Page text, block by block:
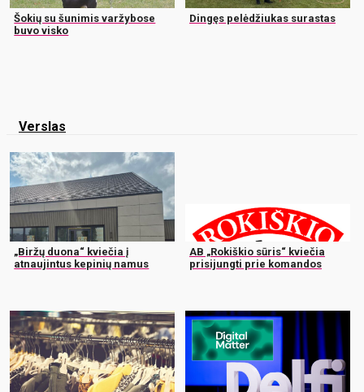
Šokių su šunimis varžybose
buvo visko
Dingęs pelėdžiukas surastas
Verslas
„Biržų duona“ kviečia į
atnaujintus kepinių namus
AB „Rokiškio sūris“ kviečia
prisijungti prie komandos